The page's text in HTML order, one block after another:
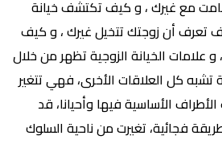
مع غيرك ، و كيف تكتشف خيانة
تعرف أن زوجتك تتخيل غيرك ، و كيف
علامات الخيانة الزوجية تظهر من خلال
تشبه كل العلاقات الأخرى، فهي تتغير
الأساسية فيها وأحيانا، قد
فجائية، تغيرت من ناحية السلوك